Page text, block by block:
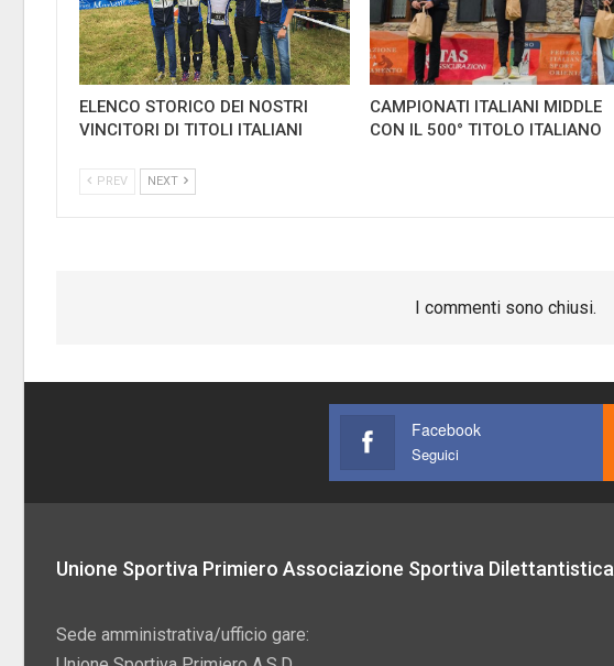
ELENCO STORICO DEI NOSTRI
VINCITORI DI TITOLI ITALIANI
CAMPIONATI ITALIANI MIDDLE
CON IL 500° TITOLO ITALIANO
PREV NEXT
I commenti sono chiusi.
Facebook
Seguici
Unione Sportiva Primiero Associazione Sportiva Dilettantistica
Sede amministrativa/ufficio gare: